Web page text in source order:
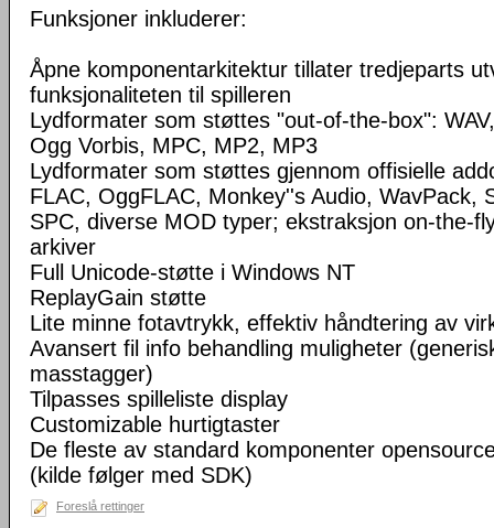
Funksjoner inkluderer:
Åpne komponentarkitektur tillater tredjeparts
funksjonaliteten til spilleren
Lydformater som støttes "out-of-the-box":
Ogg Vorbis, MPC, MP2, MP3
Lydformater som støttes gjennom offisielle
FLAC, OggFLAC, Monkey''s Audio, WavPack,
SPC, diverse MOD typer; ekstraksjon on-the-
arkiver
Full Unicode-støtte i Windows NT
ReplayGain støtte
Lite minne fotavtrykk, effektiv håndtering av
Avansert fil info behandling muligheter
masstagger)
Tilpasses spilleliste display
Customizable hurtigtaster
De fleste av standard komponenter
(kilde følger med SDK)
Foreslå rettinger